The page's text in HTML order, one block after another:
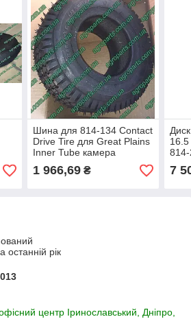
Шина для 814-134 Contact
Drive Tire для Great Plains
Inner Tube камера
контактного колеса
1 966,69₴ 7
останній рік
центр Іринославський, Дніпро,